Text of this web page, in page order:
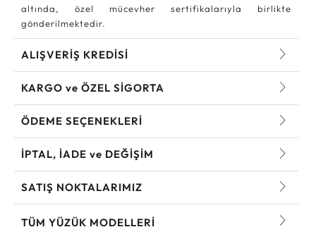
altında, özel mücevher sertifikalarıyla birlikte
gönderilmektedir.
ALIŞVERİŞ KREDİSİ
KARGO ve ÖZEL SİGORTA
ÖDEME SEÇENEKLERİ
İPTAL, İADE ve DEĞİŞİM
SATIŞ NOKTALARIMIZ
TÜM YÜZÜK MODELLERI